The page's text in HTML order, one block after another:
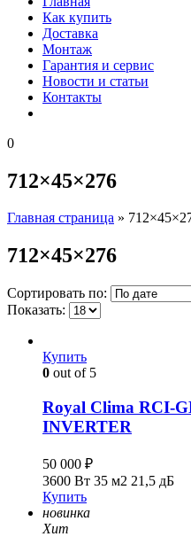
Как купить
Доставка
Монтаж
Гарантия и сервис
Новости и статьи
Контакты
0
712×45×276
Главная страница »
712×45×276
Сортировать по:
Показать:
Купить
0 out of 5
Royal Clima RCI-
INVERTER
50 000 ₽
3600 Вт 35 м2 21,5 дБ
Купить
новинка
Хит